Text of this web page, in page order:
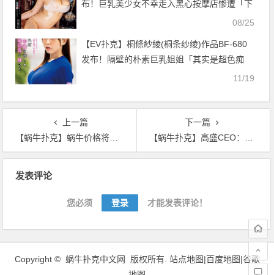
布！巨乳美少女不幸走入黑心按摩店惨遭「下
药催情按摩」疯狂高潮无法停止【EV扑克官
08/25
【EV扑克】桐條紗綾(桐条纱绫)作品BF-680
发布！隔壁的朴素巨乳姐姐「其实是超色痴
女」，想解闷时就和我「开干起来」…【EV
11/19
上一篇
【蜗牛扑克】蜗牛价格将稳定在10000~14000美元之间
下一篇
【蜗牛扑克】高盛CEO：银行不会因为Libra等新玩家的出现而消失
发表评论
您必须 登录 才能发表评论！
Copyright © 蜗牛扑克中文网 版权所有. 站点地图|百度地图|谷歌